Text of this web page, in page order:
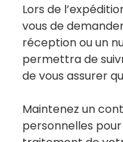
Lors de
vous de
réception ou un
permettra de
de vous assurer
Maintenez un
personnelles